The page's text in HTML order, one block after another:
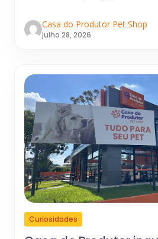
Casa do Produtor Pet Shop
julho 28, 2026
Curiosidades